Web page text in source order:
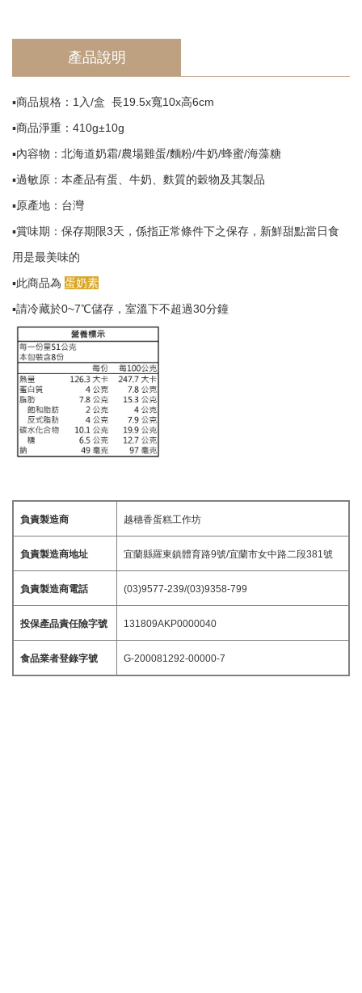
產品說明
▪️商品規格：1入/盒 長19.5x寬10x高6cm
▪️商品淨重：410g±10g
▪️內容物：北海道奶霜/農場雞蛋/麵粉/牛奶/蜂蜜/海藻糖
▪️過敏原：本產品有蛋、牛奶、麩質的穀物及其製品
▪️原產地：台灣
▪️賞味期：保存期限3天，係指正常條件下之保存，新鮮甜點當日食
用是最美味的
▪️此商品為 蛋奶素
▪️請冷藏於0~7℃儲存，室溫下不超過30分鐘
負責製造商 越穗香蛋糕工作坊
負責製造商地址 宜蘭縣羅東鎮體育路9號/宜蘭市女中路二段381號
負責製造商電話 (03)9577-239/(03)9358-799
投保產品責任險字號 131809AKP0000040
食品業者登錄字號 G-200081292-00000-7